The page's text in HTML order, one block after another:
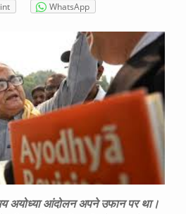
WhatsApp
अयोध्या आंदोलन अपने उफान पर था।